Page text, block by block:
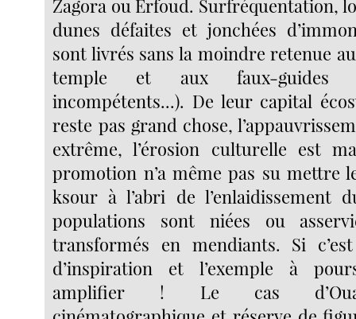
Zagora ou Erfoud. Surfréquentation,
dunes défaites et jonchées
sont livrés sans la moindre retenue
temple et aux faux-guides
incompétents...). De leur capital
reste pas grand chose,
extrême, l’érosion culturelle est
promotion n’a même pas su mettre
ksour à l’abri de l’enlaidissement
populations sont niées ou
transformés en mendiants. Si
d’inspiration et l’exemple à
amplifier ! Le cas